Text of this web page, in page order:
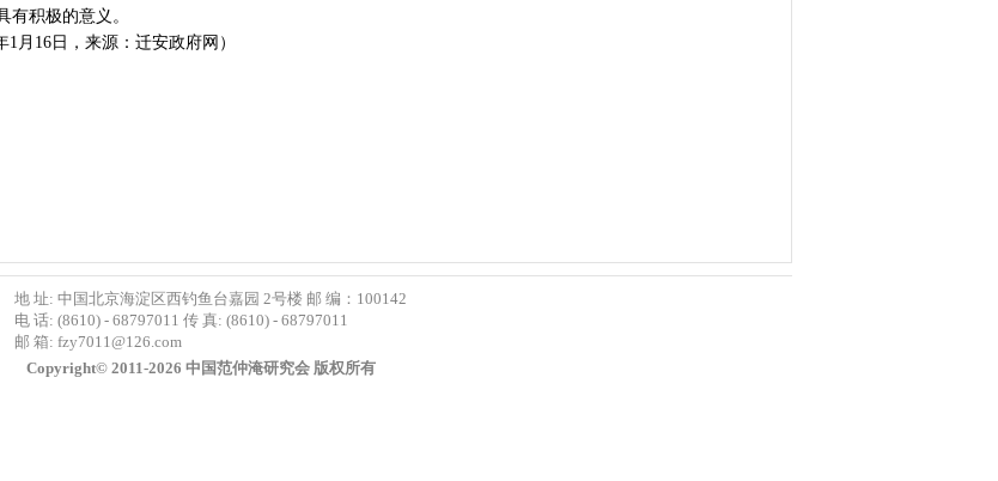
有积极的意义。
1月16日，来源：迁安政府网）
地 址: 中国北京海淀区西钓鱼台嘉园 2号楼 邮 编：100142
电 话: (8610) - 68797011 传 真: (8610) - 68797011
邮 箱: fzy7011@126.com
Copyright© 2011-2026 中国范仲淹研究会 版权所有